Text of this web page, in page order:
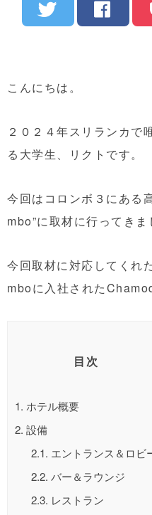
こんにちは。
２０２４年スリランカで
る大学生、リクトです。
今回はコロンボ３にある
mbo”に取材に行ってきま
今回取材に対応してく
mboに入社された
目次
1. ホテル概要
2. 設備
2.1. エントランス＆ロビ
2.2. バー＆ラウンジ
2.3. レストラン